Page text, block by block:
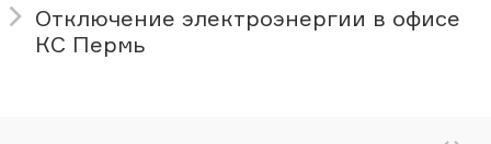
Отключение электроэнергии в офисе
КС Пермь